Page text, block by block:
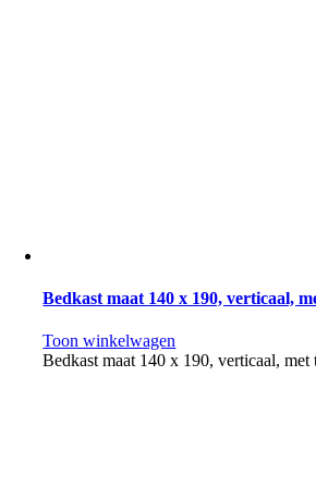
Bedkast maat 140 x 190, verticaal,
Toon winkelwagen
Bedkast maat 140 x 190, verticaal, met